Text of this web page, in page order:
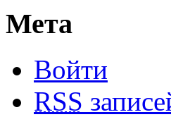
Мета
Войти
RSS